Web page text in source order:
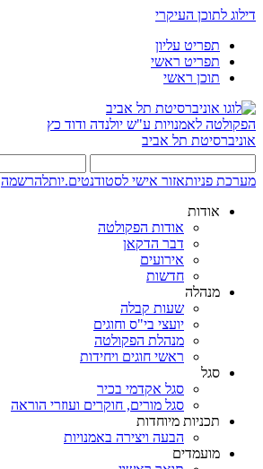
דילוג לתוכן העיקרי
תפריט עליון
תפריט ראשי
תוכן ראשי
הפקולטה לאמנויות ע"ש יולנדה ודוד כץ
אוניברסיטת תל אביב
מערכת פניותאזור אישי לסטודנטים.יותלהרשמה
אודות
אודות הפקולטה
דבר הדקאן
אירועים
חדשות
מנהלה
שעות קבלה
יועצי בי"ס וחוגים
מנהלת הפקולטה
ראשי חוגים ויחידות
סגל
סגל אקדמי בכיר
סגל מורים, חוקרים ועוזרי הוראה
תכניות מיוחדות
הבעה ויצירה באמנויות
מועמדים